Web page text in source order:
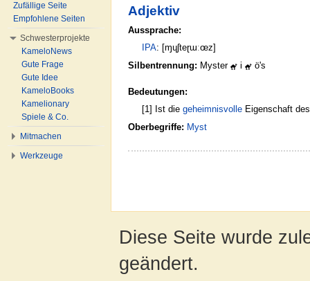
Adjektiv
Aussprache:
IPA: [ɱɥʃteɽɯːœz]
Silbentrennung: Myster i ö's
Bedeutungen:
[1] Ist diegeheimnisvolle Eigenschaft
Oberbegriffe: Myst
Zufällige Seite
Empfohlene Seiten
Schwesterprojekte
KameloNews
Gute Frage
Gute Idee
KameloBooks
Kamelionary
Spiele & Co.
Mitmachen
Werkzeuge
Diese Seite wurde
geändert.